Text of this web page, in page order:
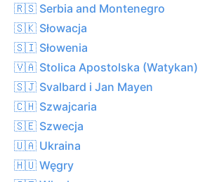
🇷🇸 Serbia and Montenegro
🇸🇰 Słowacja
🇸🇮 Słowenia
🇻🇦 Stolica Apostolska (Watykan)
🇸🇯 Svalbard i Jan Mayen
🇨🇭 Szwajcaria
🇸🇪 Szwecja
🇺🇦 Ukraina
🇭🇺 Węgry